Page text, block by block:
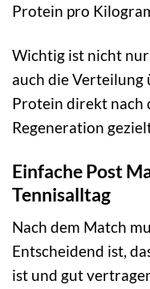
Protein pro
Wichtig ist nicht
auch die Verteilung
Protein direkt nach
Regeneration
Einfache Post
Tennisalltag
Nach dem Match
Entscheidend ist,
ist und gut